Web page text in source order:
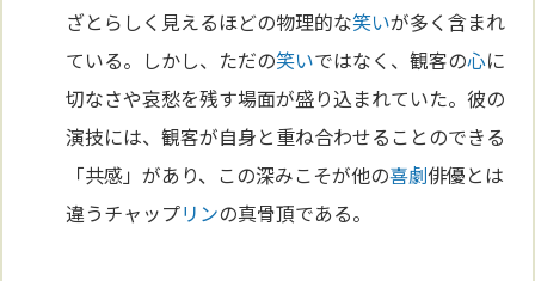
ざとらしく見えるほどの物理的な笑いが多く含まれ
ている。しかし、ただの笑いではなく、観客の心に
切なさや哀愁を残す場面が盛り込まれていた。彼の
演技には、観客が自身と重ね合わせることのできる
「共感」があり、この深みこそが他の喜劇俳優とは
違うチャップリンの真骨頂である。